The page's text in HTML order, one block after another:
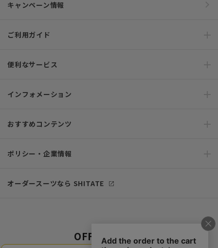
キャンペーン情報
ご利用ガイド
便利なサービス
インフォメーション
おすすめコンテンツ
ポリシー・企業情報
オーダースーツなら SHITATE
OFFICIAL SNS